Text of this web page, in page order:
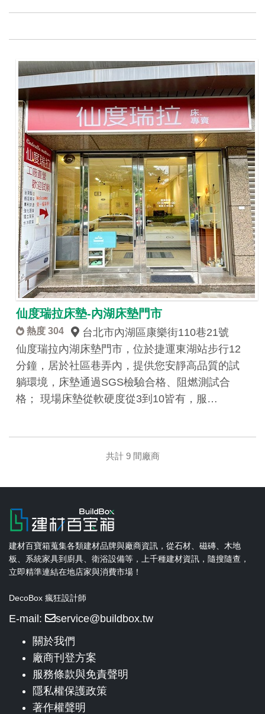
仙度瑞拉床墊-內湖床墊門市
熱度 304
台北市內湖區康樂街110巷21號
仙度瑞拉內湖床墊門市，位於捷運東湖站步行12
分鐘，居於社區巷弄內，提供您安靜高品質的試
躺環境，床墊通過SGS檢驗合格、阻燃測試合
格； 現場床墊從軟硬度從3到10皆有，服…
共計 9 間廠商
建材百寶箱蒐集各類建材品牌與廠商資訊，從石材、磁磚、木地
板、系統家具到廚具、衛浴設備等，上千種建材資訊，隨搜隨查，
立即精準連結在地店家與消費市場！
DecoBox 瘋狂設計師
E-mail:
service@buildbox.tw
關於我們
廠商刊登方案
服務條款與免責聲明
隱私權保護政策
著作權聲明